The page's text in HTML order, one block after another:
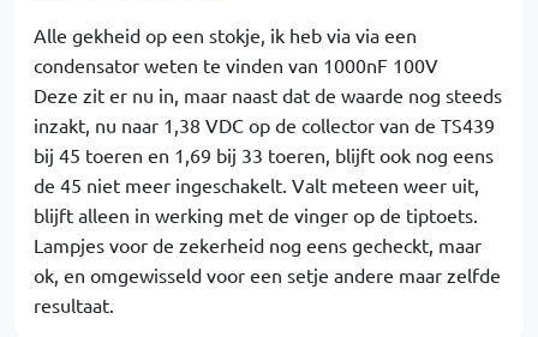
Alle gekheid op een stokje, ik heb via via een
condensator weten te vinden van 1000nF 100V
Deze zit er nu in, maar naast dat de waarde nog steeds
inzakt, nu naar 1,38 VDC op de collector van de TS439
bij 45 toeren en 1,69 bij 33 toeren, blijft ook nog eens
de 45 niet meer ingeschakelt. Valt meteen weer uit,
blijft alleen in werking met de vinger op de tiptoets.
Lampjes voor de zekerheid nog eens gecheckt, maar
ok, en omgewisseld voor een setje andere maar zelfde
resultaat.